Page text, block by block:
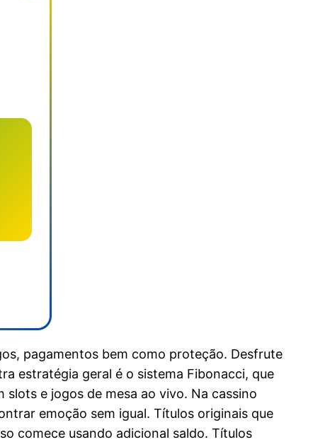
pagamentos bem como proteção. Desfrute
estratégia geral é o sistema Fibonacci, que
e jogos de mesa ao vivo. Na cassino
emoção sem igual. Títulos originais que
comece usando adicional saldo. Títulos